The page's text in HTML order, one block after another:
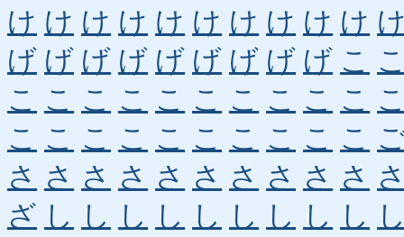
け け け け け け け け け け
げ げ げ げ げ げ げ げ げ こ
こ こ こ こ こ こ こ こ こ こ
こ こ こ こ こ こ こ こ こ こ
さ さ さ さ さ さ さ さ さ さ
ざ し し し し し し し し し